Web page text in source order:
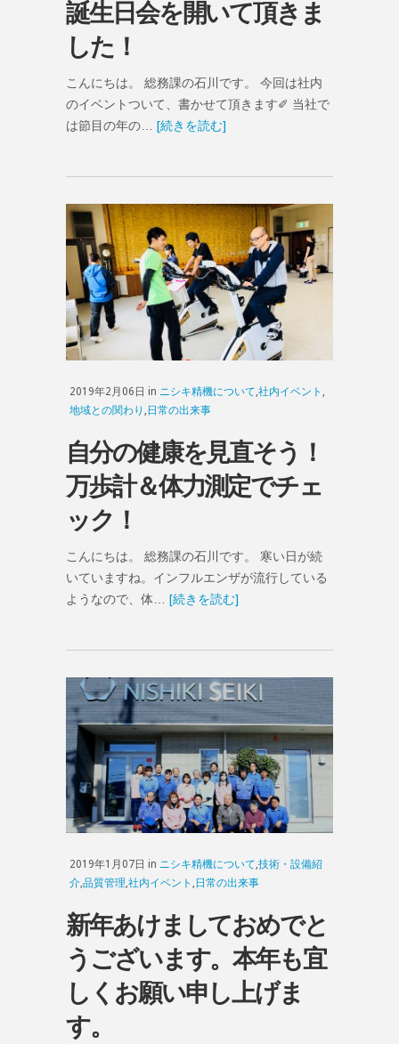
誕生日会を開いて頂きま
した！
こんにちは。 総務課の石川です。 今回は社内
のイベントついて、書かせて頂きます✐ 当社で
は節目の年の…
[続きを読む]
2019年2月06日 in ニシキ精機について 社内イベント
地域との関わり 日常の出来事
自分の健康を見直そう！
万歩計＆体力測定でチェ
ック！
こんにちは。 総務課の石川です。 寒い日が続
いていますね。インフルエンザが流行している
ようなので、体…
[続きを読む]
2019年1月07日 in ニシキ精機について,技術・設備紹
介,品質管理,社内イベント , 日常の出来事
新年あけましておめでと
うございます。本年も宜
しくお願い申し上げま
す。